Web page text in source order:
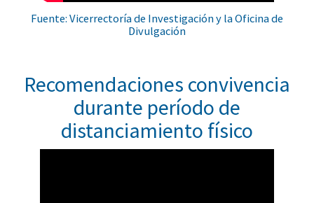
Fuente: Vicerrectoría de Investigación y la Oficina de
Divulgación
Recomendaciones convivencia
durante período de
distanciamiento físico